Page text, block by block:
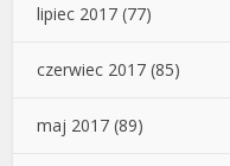
lipiec 2017 (77)
czerwiec 2017 (85)
maj 2017 (89)